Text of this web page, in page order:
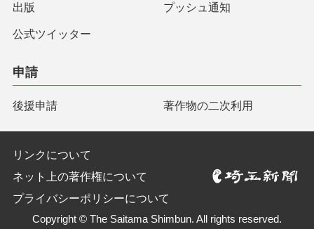
出版 プッシュ通知
公式ツイッター
申請
後援申請 著作物の二次利用
リンクについて
ネット上の著作権について
プライバシーポリシーについて
Copyright © The Saitama Shimbun. All rights reserved.